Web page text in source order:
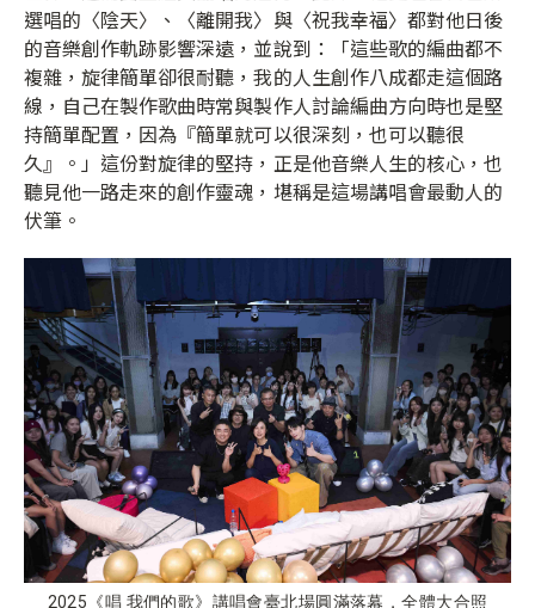
選唱的〈陰天〉、〈離開我〉與〈祝我幸福〉都對他日後
的音樂創作軌跡影響深遠，並說到：「這些歌的編曲都不
複雜，旋律簡單卻很耐聽，我的人生創作八成都走這個路
線，自己在製作歌曲時常與製作人討論編曲方向時也是堅
持簡單配置，因為『簡單就可以很深刻，也可以聽很
久』。」這份對旋律的堅持，正是他音樂人生的核心，也
聽見他一路走來的創作靈魂，堪稱是這場講唱會最動人的
伏筆。
2025《唱 我們的歌》講唱會臺北場圓滿落幕，全體大合照